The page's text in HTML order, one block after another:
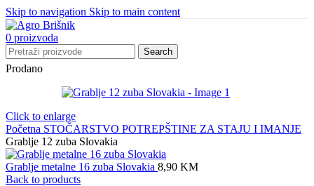
Skip to navigation Skip to main content
0 proizvoda
Search
Prodano
Click to enlarge
Početna STOČARSTVO POTREPŠTINE ZA STAJU I IMANJE
Grablje 12 zuba Slovakia
Grablje metalne 16 zuba Slovakia 8,90 KM
Back to products